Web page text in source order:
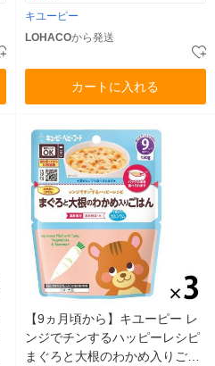
キユーピー
LOHACOから発送
カートに入れる
【9ヵ月頃から】キユーピー レ
ンジでチンするハッピーレシピ
まぐろと大根のわかめ入りごは